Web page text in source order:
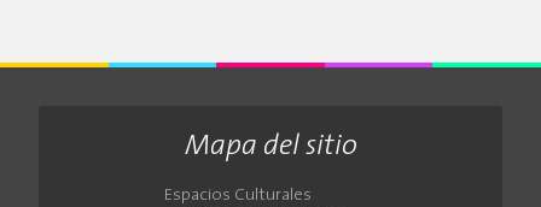
Mapa del sitio
Espacios Culturales